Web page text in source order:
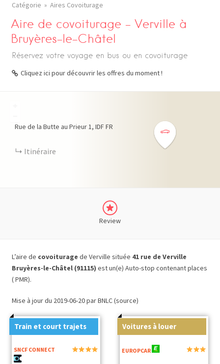
Catégorie Aires Covoiturage
Aire de covoiturage – Verville à
Bruyères-le-Châtel
Réservez votre voyage en bus ou en covoiturage
Cliquez ici pour découvrir les offres du moment !
Rue de la Butte au Prieur1 IDF FR
Itinéraire
Review
L’aire de covoiturage de Verville située 41 rue de Verville
Bruyères-le-Châtel (91115) est un(e) Auto-stop contenant places
( PMR).
Mise à jour du 2019-06-20 par BNLC (source)
Train et court trajets
SNCF CONNECT
Voitures à louer
EUROPCAR